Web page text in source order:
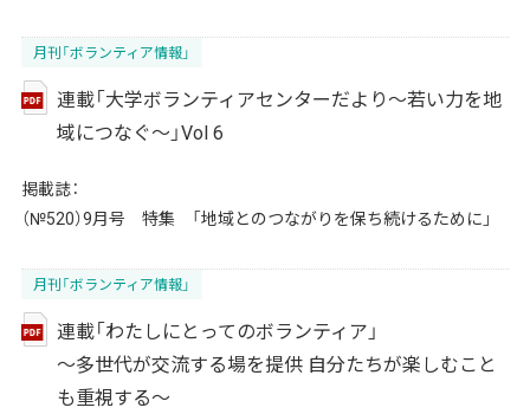
月刊「ボランティア情報」
連載「大学ボランティアセンターだより～若い力を地
域につなぐ～」Vol 6
掲載誌：
（№520）9月号 特集 「地域とのつながりを保ち続けるために」
月刊「ボランティア情報」
連載「わたしにとってのボランティア」
～多世代が交流する場を提供 自分たちが楽しむこと
も重視する～